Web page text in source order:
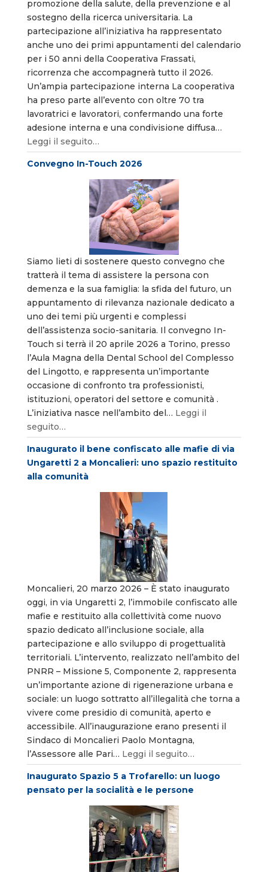
promozione della salute, della prevenzione e al
sostegno della ricerca universitaria. La
partecipazione all’iniziativa ha rappresentato
anche uno dei primi appuntamenti del calendario
per i 50 anni della Cooperativa Frassati,
ricorrenza che accompagnerà tutto il 2026.
Un’ampia partecipazione interna La cooperativa
ha preso parte all’evento con oltre 70 tra
lavoratrici e lavoratori, confermando una forte
adesione interna e una condivisione diffusa…
Leggi il seguito…
Convegno In-Touch 2026
Siamo lieti di sostenere questo convegno che
tratterà il tema di assistere la persona con
demenza e la sua famiglia: la sfida del futuro, un
appuntamento di rilevanza nazionale dedicato a
uno dei temi più urgenti e complessi
dell’assistenza socio-sanitaria. Il convegno In-
Touch si terrà il 20 aprile 2026 a Torino, presso
l’Aula Magna della Dental School del Complesso
del Lingotto, e rappresenta un’importante
occasione di confronto tra professionisti,
istituzioni, operatori del settore e comunità .
L’iniziativa nasce nell’ambito del… Leggi il
seguito…
Inaugurato il bene confiscato alle mafie di via
Ungaretti 2 a Moncalieri: uno spazio restituito
alla comunità
Moncalieri, 20 marzo 2026 – È stato inaugurato
oggi, in via Ungaretti 2, l’immobile confiscato alle
mafie e restituito alla collettività come nuovo
spazio dedicato all’inclusione sociale, alla
partecipazione e allo sviluppo di progettualità
territoriali. L’intervento, realizzato nell’ambito del
PNRR – Missione 5, Componente 2, rappresenta
un’importante azione di rigenerazione urbana e
sociale: un luogo sottratto all’illegalità che torna a
vivere come presidio di comunità, aperto e
accessibile. All’inaugurazione erano presenti il
Sindaco di Moncalieri Paolo Montagna,
l’Assessore alle Pari… Leggi il seguito…
Inaugurato Spazio 5 a Trofarello: un luogo
pensato per la socialità e le persone